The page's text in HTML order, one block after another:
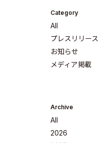
Category
All
プレスリリース
お知らせ
メディア掲載
Archive
All
2026